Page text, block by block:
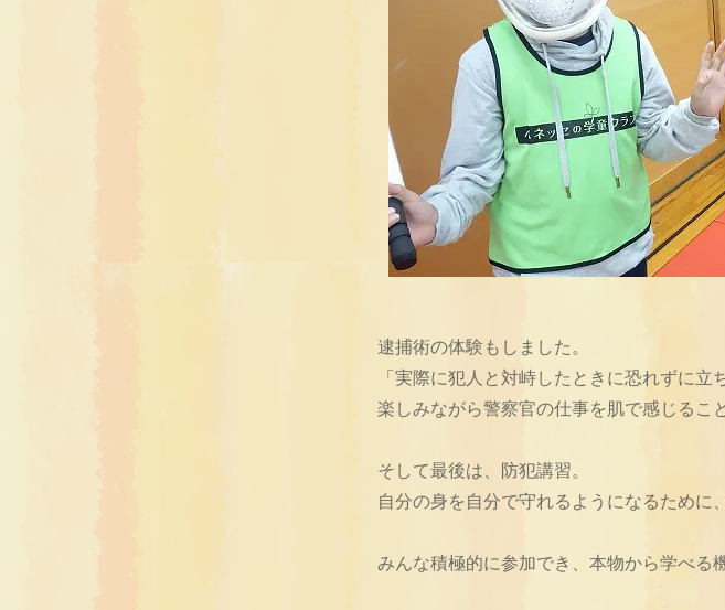
逮捕術の体験もしました。
「実際に犯人と対峙したときに恐れずに立
楽しみながら警察官の仕事を肌で感じるこ
そして最後は、防犯講習。
自分の身を自分で守れるようになるために
みんな積極的に参加でき、本物から学べる